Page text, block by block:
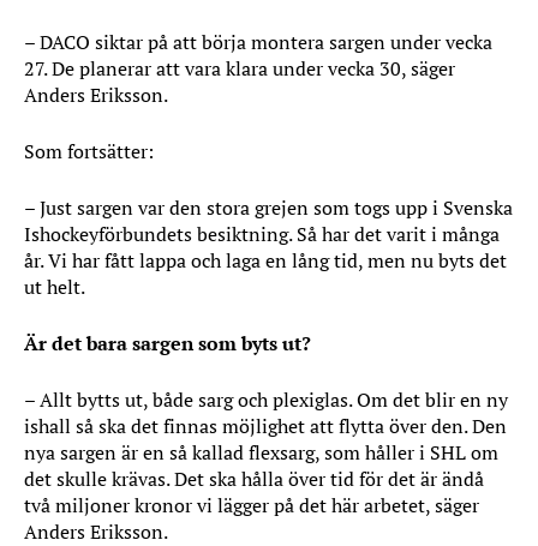
– DACO siktar på att börja montera sargen under vecka
27. De planerar att vara klara under vecka 30, säger
Anders Eriksson.
Som fortsätter:
– Just sargen var den stora grejen som togs upp i Svenska
Ishockeyförbundets besiktning. Så har det varit i många
år. Vi har fått lappa och laga en lång tid, men nu byts det
ut helt.
Är det bara sargen som byts ut?
– Allt bytts ut, både sarg och plexiglas. Om det blir en ny
ishall så ska det finnas möjlighet att flytta över den. Den
nya sargen är en så kallad flexsarg, som håller i SHL om
det skulle krävas. Det ska hålla över tid för det är ändå
två miljoner kronor vi lägger på det här arbetet, säger
Anders Eriksson.